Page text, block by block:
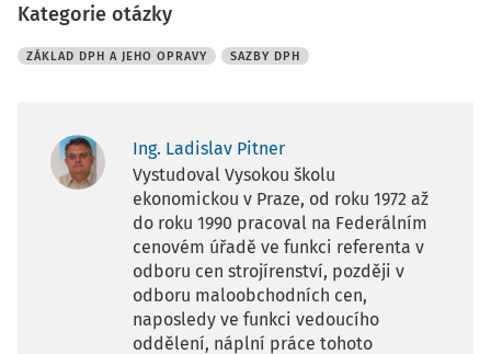
Kategorie otázky
ZÁKLAD DPH A JEHO OPRAVY SAZBY DPH
Ing. Ladislav Pitner
Vystudoval Vysokou školu
ekonomickou v Praze, od roku 1972 až
do roku 1990 pracoval na Federálním
cenovém úřadě ve funkci referenta v
odboru cen strojírenství, později v
odboru maloobchodních cen,
naposledy ve funkci vedoucího
oddělení, náplní práce tohoto